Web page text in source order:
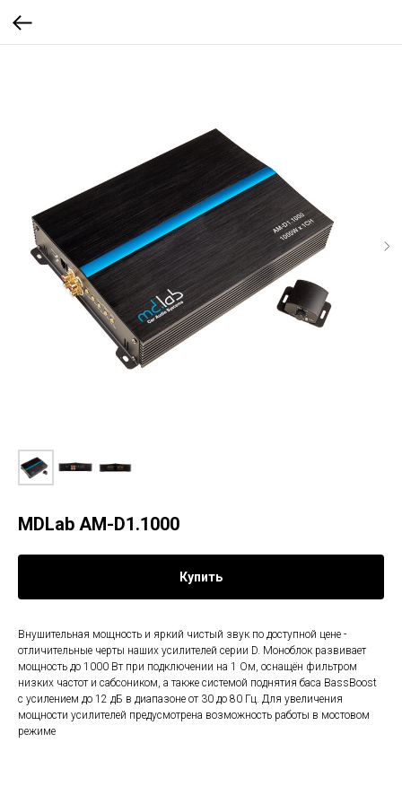
MDLab AM-D1.1000
Купить
Внушительная мощность и яркий чистый звук по доступной цене -
отличительные черты наших усилителей серии D. Моноблок развивает
мощность до 1000 Вт при подключении на 1 Ом, оснащён фильтром
низких частот и сабсоником, а также системой поднятия баса BassBoost
с усилением до 12 дБ в диапазоне от 30 до 80 Гц. Для увеличения
мощности усилителей предусмотрена возможность работы в мостовом
режиме